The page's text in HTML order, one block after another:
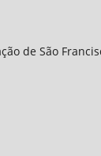
de São